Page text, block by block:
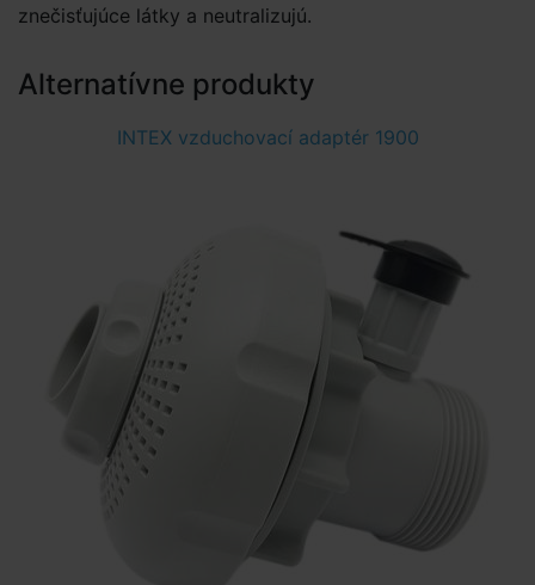
znečisťujúce látky a neutralizujú.
Alternatívne produkty
INTEX vzduchovací adaptér 1900